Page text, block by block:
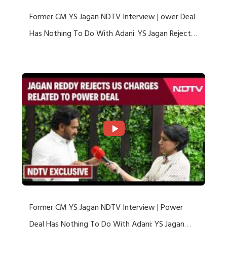
Former CM YS Jagan NDTV Interview | ower Deal
Has Nothing To Do With Adani: YS Jagan Rejects
Former CM YS Jagan NDTV Interview | Power
Deal Has Nothing To Do With Adani: YS Jagan